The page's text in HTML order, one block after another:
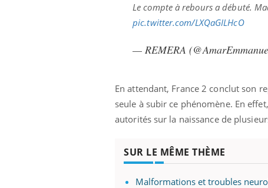
Le compte à rebours a débuté.
pic.twitter.com/LXQaGILHcO
— REMERA
En attendant, France 2 conclut son
seule à subir ce phénomène. En
autorités sur la naissance de
SUR LE MÊME THÈME
Malformations et troubles